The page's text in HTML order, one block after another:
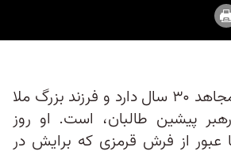
ملا محمد یعقوب مجاهد ۳۰ سال دارد و فرزند بزرگ ملا
رهبر پیشین طالبان، است. او روز
تیر، با عبور از فرش قرمزی که برایش در